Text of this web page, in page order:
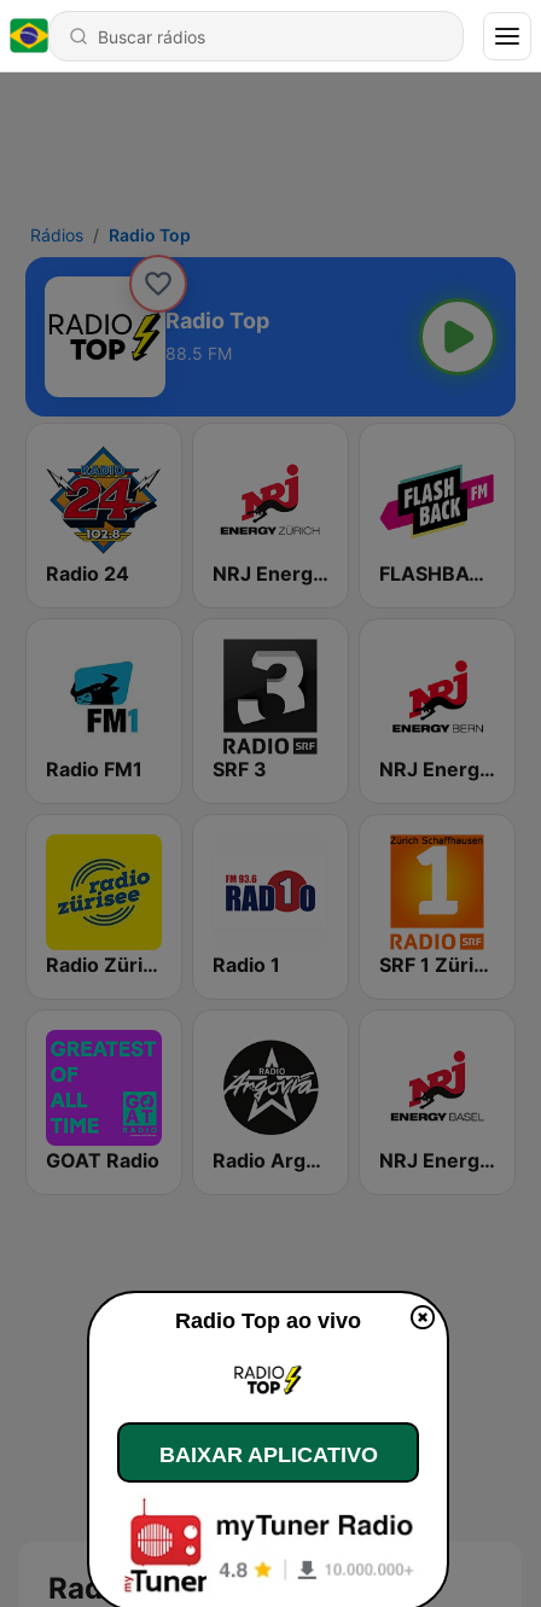
Rádios Radio Top
Radio Top
88.5 FM
Radio 24 NRJ Energy Zürich FLASHBACK FM
Radio FM1 SRF 3 NRJ Energy Bern
Radio Zürisee Radio 1 SRF 1 Zürich Schaffhausen
GOAT Radio Radio Argovia NRJ Energy Basel
Radio Top
Radio Top ao vivo
BAIXAR APLICATIVO